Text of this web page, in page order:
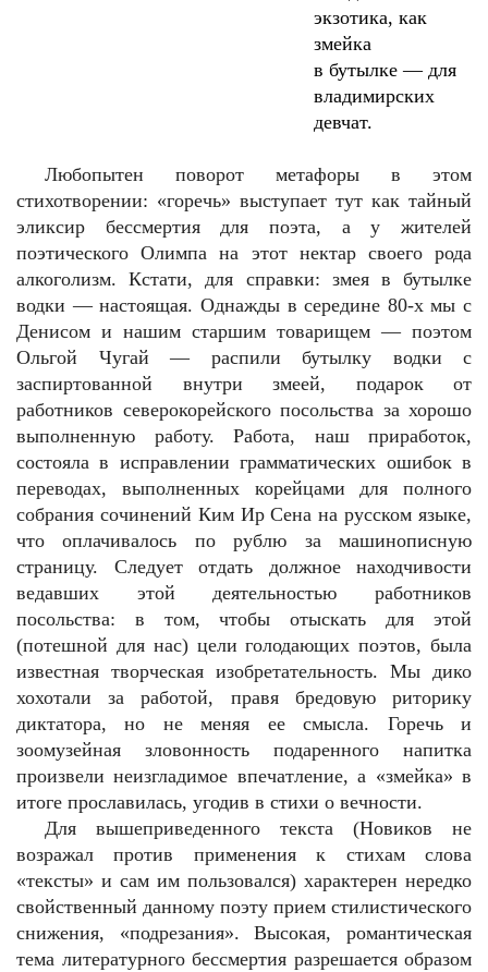
экзотика, как
змейка
в бутылке — для
владимирских
девчат.
Любопытен поворот метафоры в этом
стихотворении: «горечь» выступает тут как тайный
эликсир бессмертия для поэта, а у жителей
поэтического Олимпа на этот нектар своего рода
алкоголизм. Кстати, для справки: змея в бутылке
водки — настоящая. Однажды в середине 80-х мы с
Денисом и нашим старшим товарищем — поэтом
Ольгой Чугай — распили бутылку водки с
заспиртованной внутри змеей, подарок от
работников северокорейского посольства за хорошо
выполненную работу. Работа, наш приработок,
состояла в исправлении грамматических ошибок в
переводах, выполненных корейцами для полного
собрания сочинений Ким Ир Сена на русском языке,
что оплачивалось по рублю за машинописную
страницу. Следует отдать должное находчивости
ведавших этой деятельностью работников
посольства: в том, чтобы отыскать для этой
(потешной для нас) цели голодающих поэтов, была
известная творческая изобретательность. Мы дико
хохотали за работой, правя бредовую риторику
диктатора, но не меняя ее смысла. Горечь и
зоомузейная зловонность подаренного напитка
произвели неизгладимое впечатление, а «змейка» в
итоге прославилась, угодив в стихи о вечности.
Для вышеприведенного текста (Новиков не
возражал против применения к стихам слова
«тексты» и сам им пользовался) характерен нередко
свойственный данному поэту прием стилистического
снижения, «подрезания». Высокая, романтическая
тема литературного бессмертия разрешается образом